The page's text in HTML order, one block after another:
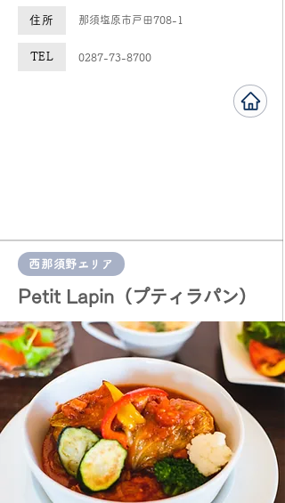
住所 ​那須塩原市戸田708-1
TEL 0287-73-8700
西那須野エリア
​Petit Lapin（プティラパン）